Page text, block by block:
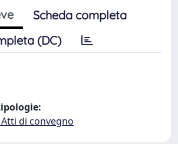
Scheda completa
(DC)
di convegno